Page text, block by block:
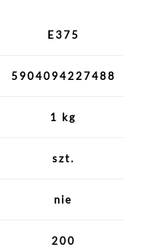
E375
5904094227488
1 kg
szt.
nie
200